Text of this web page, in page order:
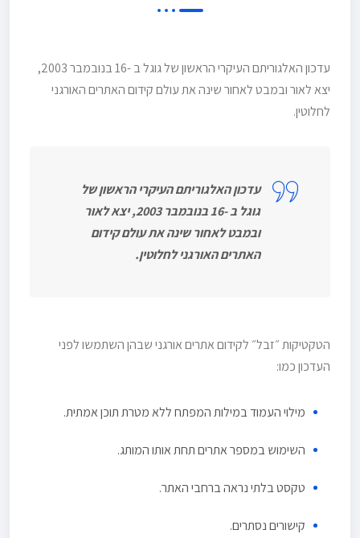
עדכון האלגוריתם העיקרי הראשון של גוגל ב -16 בנובמבר 2003,
יצא לאור ובמבט לאחור שינה את עולם קידום האתרים האורגני
לחלוטין.
עדכון האלגוריתם העיקרי הראשון של
גוגל ב -16 בנובמבר 2003, יצא לאור
ובמבט לאחור שינה את עולם קידום
האתרים האורגני לחלוטין.
הטקטיקות ״זבל״ לקידום אתרים אורגני שבהן השתמשו לפני
העדכון כמו:
מילוי העמוד במילות המפתח ללא מטרת תוכן אמתית.
השימוש במספר אתרים תחת אותו המותג.
טקסט בלתי נראה ברחבי האתר.
קישורים נסתרים.